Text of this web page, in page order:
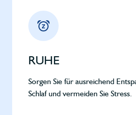
RUHE
Sorgen Sie für ausreichend
Schlaf und vermeiden Sie Stress.